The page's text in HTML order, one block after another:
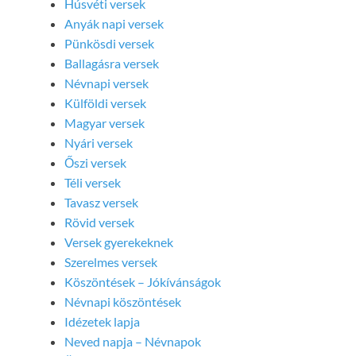
Húsvéti versek
Anyák napi versek
Pünkösdi versek
Ballagásra versek
Névnapi versek
Külföldi versek
Magyar versek
Nyári versek
Őszi versek
Téli versek
Tavasz versek
Rövid versek
Versek gyerekeknek
Szerelmes versek
Köszöntések – Jókívánságok
Névnapi köszöntések
Idézetek lapja
Neved napja – Névnapok